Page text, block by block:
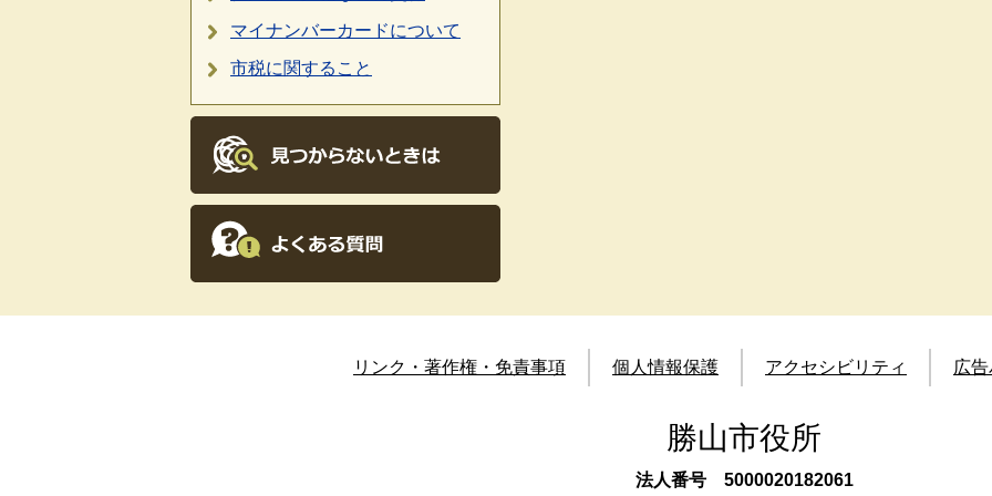
マイナンバーカードについて
市税に関すること
リンク・著作権・免責事項 個人情報保護 アクセシビリティ 広
勝山市役所
法人番号 5000020182061